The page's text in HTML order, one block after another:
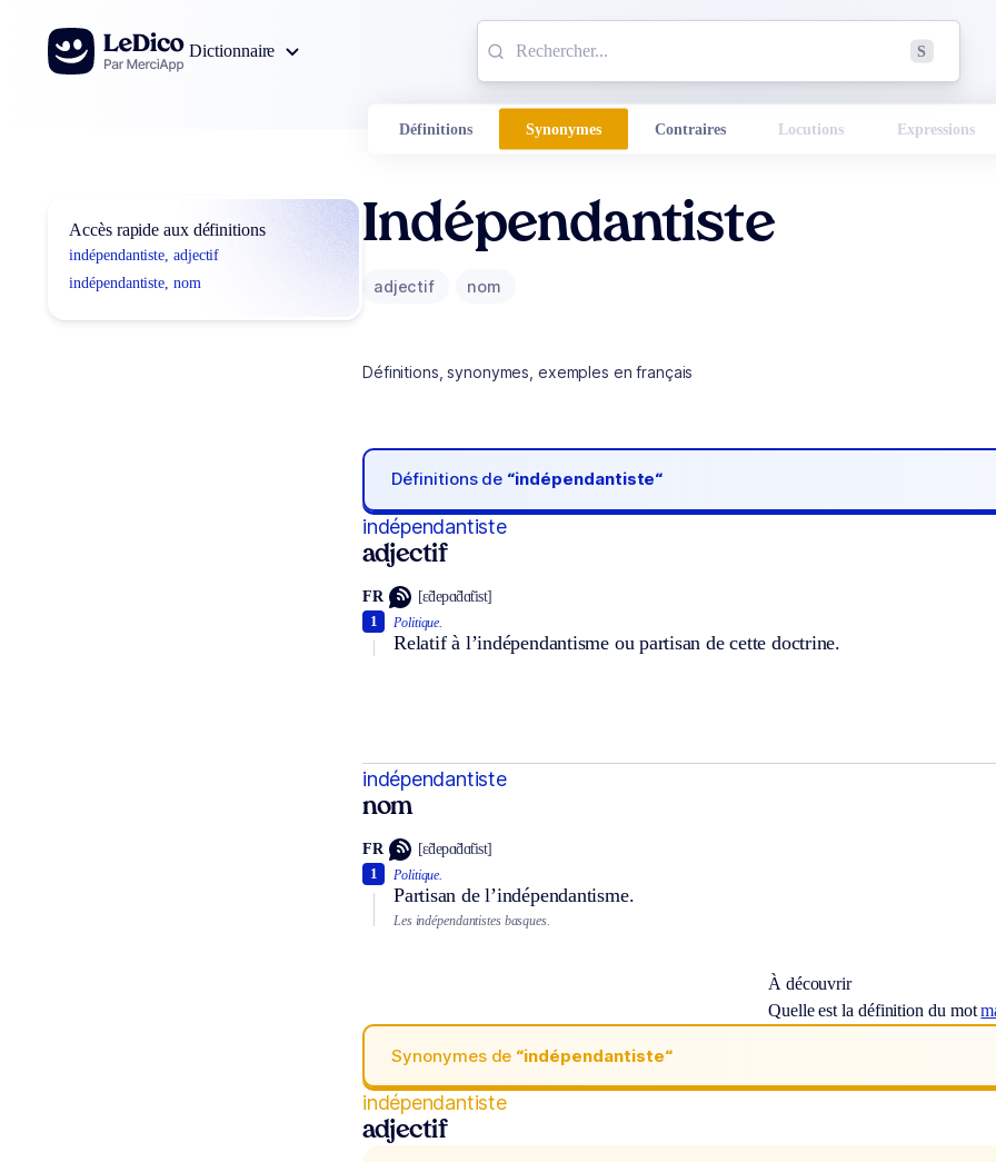
Aller au contenu
Dictionnaire
S
Définitions Synonymes Contraires Locutions Expressions
Accès rapide aux définitions
indépendantiste, adjectif
indépendantiste, nom
Indépendantiste
adjectif nom
Définitions, synonymes, exemples en français
Définitions de “indépendantiste“
indépendantiste
adjectif
FR [ɛ̃depɑ̃dɑ̃tist]
Politique.
Relatif à l’indépendantisme ou partisan de cette doctrine.
1
indépendantiste
nom
FR [ɛ̃depɑ̃dɑ̃tist]
Politique.
Partisan de l’indépendantisme.
1
Les indépendantistes basques.
À découvrir
Quelle est la définition du mot
Synonymes de “indépendantiste“
indépendantiste
adjectif